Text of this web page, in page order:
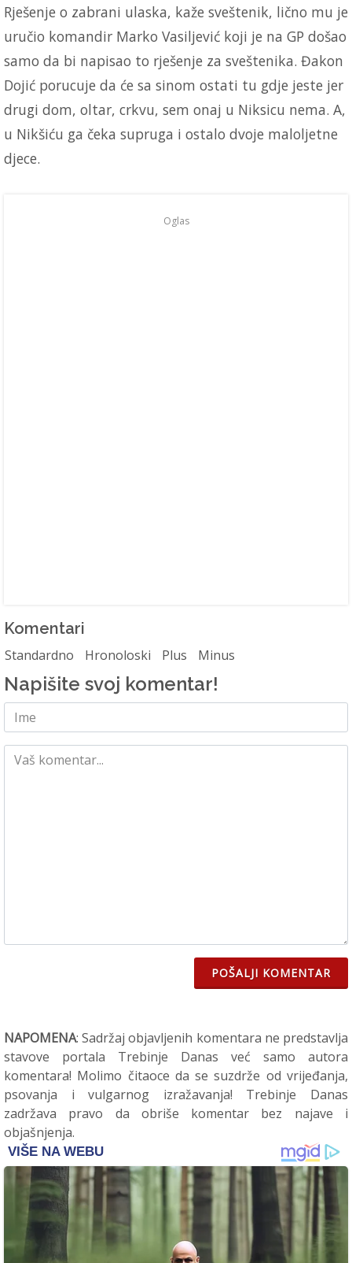
Rješenje o zabrani ulaska, kaže sveštenik, lično mu je
uručio komandir Marko Vasiljević koji je na GP došao
samo da bi napisao to rješenje za sveštenika. Đakon
Dojić porucuje da će sa sinom ostati tu gdje jeste jer
drugi dom, oltar, crkvu, sem onaj u Niksicu nema. A,
u Nikšiću ga čeka supruga i ostalo dvoje maloljetne
djece.
Oglas
Komentari
Standardno Hronoloski Plus Minus
Napišite svoj komentar!
POŠALJI KOMENTAR
NAPOMENA: Sadržaj objavljenih komentara ne predstavlja
stavove portala Trebinje Danas već samo autora
komentara! Molimo čitaoce da se suzdrže od vrijeđanja,
psovanja i vulgarnog izražavanja! Trebinje Danas
zadržava pravo da obriše komentar bez najave i
objašnjenja.